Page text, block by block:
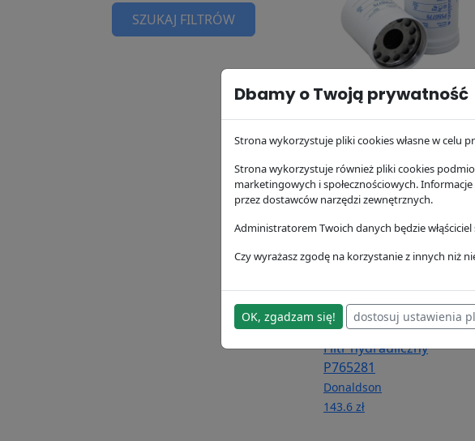
SZUKAJ FILTRÓW
Filtr oleju P550779
Donaldson
63.74 zł
Filtr hydrauliczny
P765281
Donaldson
143.6 zł
Dbamy o Twoją prywatność
Strona wykorzystuje pliki cookies własne w celu
Strona wykorzystuje również pliki cookies
marketingowych i społecznościowych.
przez dostawców narzędzi zewnętrznych.
Administratorem Twoich danych będzie włąściciel
Czy wyrażasz zgodę na korzystanie z innych niż
OK, zgadzam się! dostosuj ustawienia